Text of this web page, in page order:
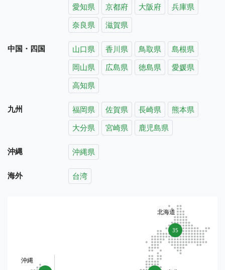
愛知県
京都府 大阪府
兵庫県
奈良県
滋賀県
中国・四国 山口県 香川県 鳥取県
島根県
岡山県
広島県 徳島県
愛媛県
高知県
九州 福岡県 佐賀県 長崎県
熊本県
大分県
宮崎県 鹿児島県
沖縄 沖縄県
海外 台湾
35
北海道
沖縄